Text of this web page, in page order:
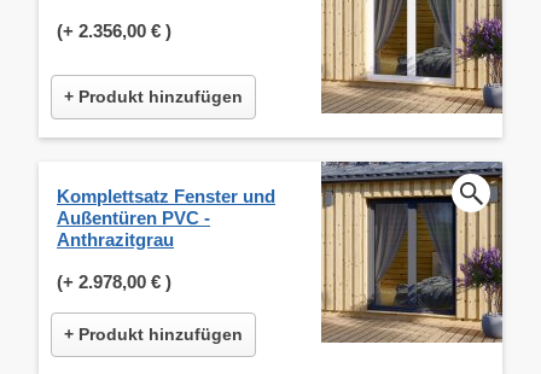
(+ 2.356,00 € )
+ Produkt hinzufügen
Komplettsatz Fenster und
Außentüren PVC -
Anthrazitgrau
(+ 2.978,00 € )
+ Produkt hinzufügen